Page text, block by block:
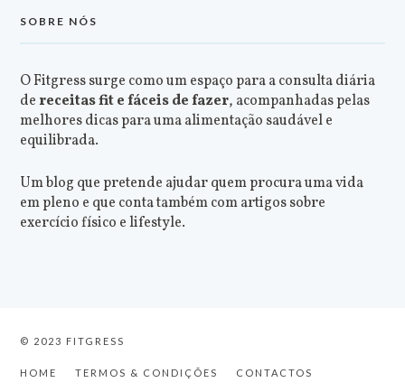
SOBRE NÓS
O Fitgress surge como um espaço para a consulta diária
dereceitas fit e fáceis de fazer, acompanhadas pelas
melhores dicas para uma alimentação saudável e
equilibrada.
Um blog que pretende ajudar quem procura uma vida
em pleno e que conta também com artigos sobre
exercício físico e lifestyle.
© 2023 FITGRESS
HOME TERMOS & CONDIÇÕES CONTACTOS